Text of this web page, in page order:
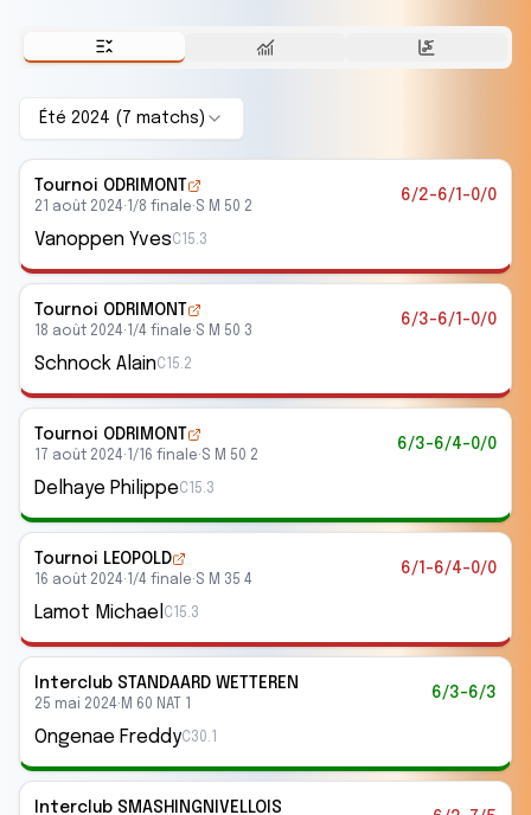
Été 2024 ( 7 matchs )
Tournoi ODRIMONT
21 août 2024· 1/8 finale·S M 50 2
6/2-6/1-0/0
Vanoppen YvesC15.3
Tournoi ODRIMONT
18 août 2024· 1/4 finale·S M 50 3
6/3-6/1-0/0
Schnock AlainC15.2
Tournoi ODRIMONT
17 août 2024· 1/16 finale·S M 50 2
6/3-6/4-0/0
Delhaye PhilippeC15.3
Tournoi LEOPOLD
16 août 2024· 1/4 finale·S M 35 4
6/1-6/4-0/0
Lamot Michael C15.3
Interclub STANDAARD WETTEREN
25 mai 2024· M 60 NAT 1
6/3-6/3
Ongenae FreddyC30.1
Interclub SMASHINGNIVELLOIS